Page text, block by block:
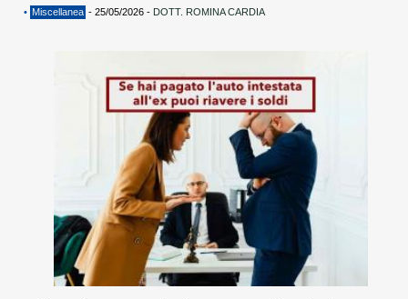
• Miscellanea - 25/05/2026 - DOTT. ROMINA CARDIA